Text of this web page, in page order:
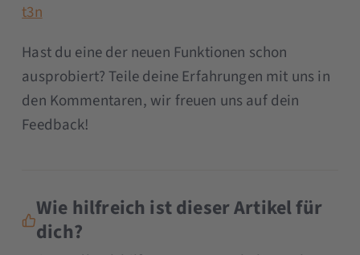
t3n
Hast du eine der neuen Funktionen schon
ausprobiert? Teile deine Erfahrungen mit uns in
den Kommentaren, wir freuen uns auf dein
Feedback!
Wie hilfreich ist dieser Artikel für
dich?